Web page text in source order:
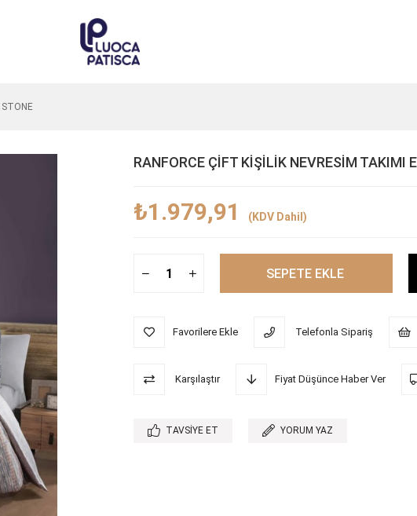
STONE
RANFORCE ÇİFT KİŞİLİK NEVRESİM TAKIMI
₺1.979,91 (KDV Dahil)
Favorilere Ekle Telefonla Sipariş
Karşılaştır Fiyat Düşünce Haber Ver
TAVSIYE ET YORUM YAZ